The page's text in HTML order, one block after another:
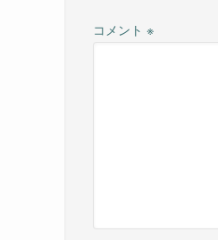
コメント ※